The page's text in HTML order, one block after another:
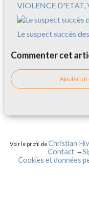
VIOLENCE D'ETAT,
Le suspect succès
Commenter cet
Ajouter un
Voir le profil deChristian
Contact
Cookies et données